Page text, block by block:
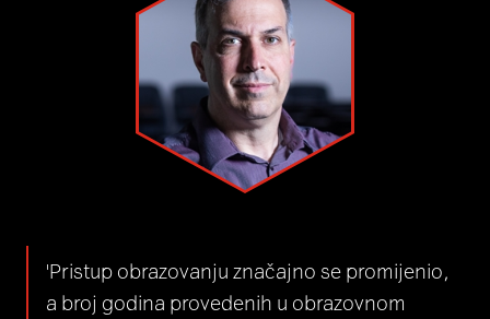
'Pristup obrazovanju značajno se promijenio,
a broj godina provedenih u obrazovnom